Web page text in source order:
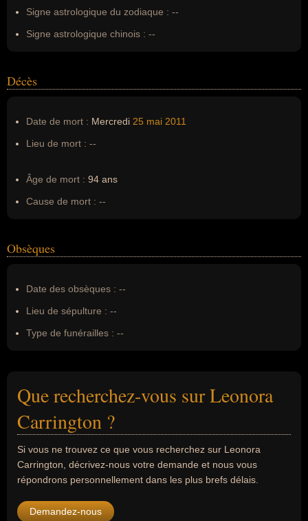
Signe astrologique du zodiaque : --
Signe astrologique chinois : --
Décès
Date de mort : Mercredi 25 mai 2011
Lieu de mort : --
Âge de mort : 94 ans
Cause de mort : --
Obsèques
Date des obsèques : --
Lieu de sépulture : --
Type de funérailles : --
Que recherchez-vous sur Leonora
Carrington ?
Si vous ne trouvez ce que vous recherchez sur Leonora
Carrington, décrivez-nous votre demande et nous vous
répondrons personnellement dans les plus brefs délais.
Demandez-nous